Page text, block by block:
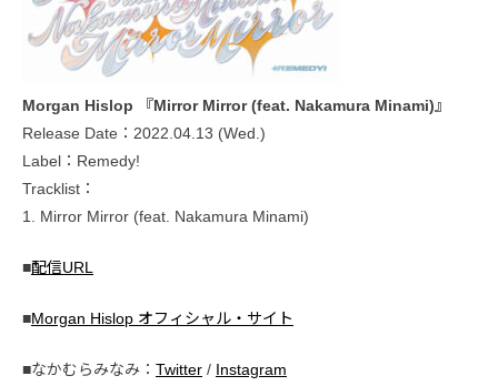
Morgan Hislop 『Mirror Mirror (feat. Nakamura Minami)』
Release Date：2022.04.13 (Wed.)
Label：Remedy!
Tracklist：
1. Mirror Mirror (feat. Nakamura Minami)
■配信URL
■Morgan Hislop オフィシャル・サイト
■なかむらみなみ： Twitter / Instagram